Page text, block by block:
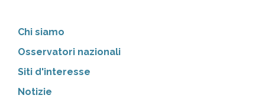
Chi siamo
Osservatori nazionali
Siti d'interesse
Notizie